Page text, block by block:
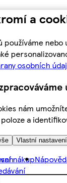
a
používáme
osobních
nám
a
Vlastní nastavení
nákup